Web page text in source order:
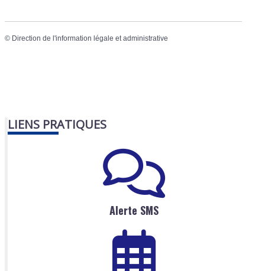
© Direction de l'information légale et administrative
LIENS PRATIQUES
Alerte SMS